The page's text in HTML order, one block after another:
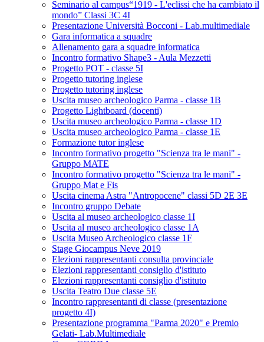
Seminario al campus“1919 - L'eclissi che ha cambiato il
mondo” Classi 3C 4I
Presentazione Università Bocconi - Lab.multimediale
Gara informatica a squadre
Allenamento gara a squadre informatica
Incontro formativo Shape3 - Aula Mezzetti
Progetto POT - classe 5I
Progetto tutoring inglese
Progetto tutoring inglese
Uscita museo archeologico Parma - classe 1B
Progetto Lightboard (docenti)
Uscita museo archeologico Parma - classe 1D
Uscita museo archeologico Parma - classe 1E
Formazione tutor inglese
Incontro formativo progetto "Scienza tra le mani" -
Gruppo MATE
Incontro formativo progetto "Scienza tra le mani" -
Gruppo Mat e Fis
Uscita cinema Astra "Antropocene" classi 5D 2E 3E
Incontro gruppo Debate
Uscita al museo archeologico classe 1I
Uscita al museo archeologico classe 1A
Uscita Museo Archeologico classe 1F
Stage Giocampus Neve 2019
Elezioni rappresentanti consulta provinciale
Elezioni rappresentanti consiglio d'istituto
Elezioni rappresentanti consiglio d'istituto
Uscita Teatro Due classe 5E
Incontro rappresentanti di classe (presentazione
progetto 4I)
Presentazione programma "Parma 2020" e Premio
Gelati- Lab.Multimediale